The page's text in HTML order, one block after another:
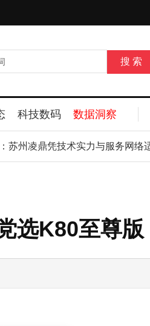
科技数码 数据洞察
州凌鼎凭技术实力与服务网络适
选K80至尊